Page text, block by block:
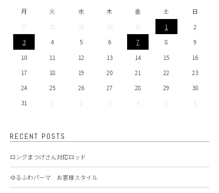
月 火 水 木 金 土
日
27
28 29 30 31 1
2
3
4 5 6 7 8
9
10
11 12 13 14 15
16
17
18 19 20 21 22
23
24
25 26 27 28 29
30
31
1 2 3 4 5 6
RECENT POSTS
ロングまつげさん対応ロッド
ゆるふわパーマ お客様スタイル